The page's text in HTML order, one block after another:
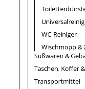
WC-Reiniger
Wischmopp &
Süßwaren &
Taschen, Koffer
Transportmittel